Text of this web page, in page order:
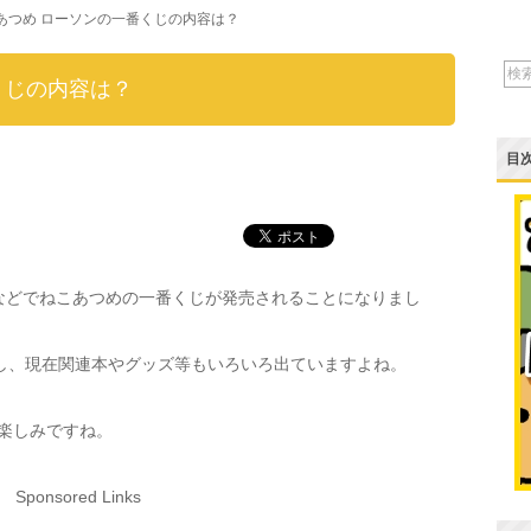
つめ ローソンの一番くじの内容は？
の内容は？
でねこあつめの一番くじが発売されることになりまし
現在関連本やグッズ等もいろいろ出ていますよね。
しみですね。
Sponsored Links
目